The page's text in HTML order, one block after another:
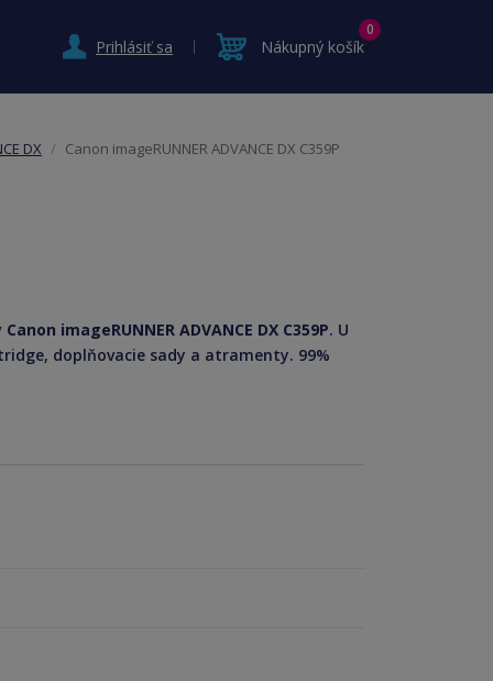
Prihlásiť sa Nákupný košík
0
DX Canon imageRUNNER ADVANCE DX C359P
imageRUNNER ADVANCE DX C359P. U
doplňovacie sady a atramenty. 99%